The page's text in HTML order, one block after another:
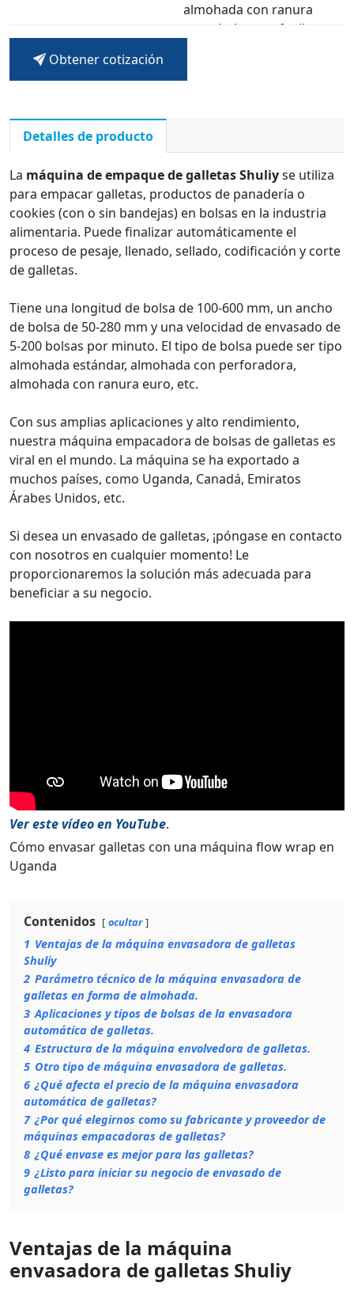
almohada con ranura
euro, bolsa con fuelle,
Obtener cotización
Detalles de producto
La máquina de empaque de galletas Shuliyse utiliza
para empacar galletas, productos de panadería o
cookies (con o sin bandejas) en bolsas en la industria
alimentaria. Puede finalizar automáticamente el
proceso de pesaje, llenado, sellado, codificación y corte
de galletas.
Tiene una longitud de bolsa de 100-600 mm, un ancho
de bolsa de 50-280 mm y una velocidad de envasado de
5-200 bolsas por minuto. El tipo de bolsa puede ser tipo
almohada estándar, almohada con perforadora,
almohada con ranura euro, etc.
Con sus amplias aplicaciones y alto rendimiento,
nuestra máquina empacadora de bolsas de galletas es
viral en el mundo. La máquina se ha exportado a
muchos países, como Uganda, Canadá, Emiratos
Árabes Unidos, etc.
Si desea un envasado de galletas, ¡póngase en contacto
con nosotros en cualquier momento! Le
proporcionaremos la solución más adecuada para
beneficiar a su negocio.
Ver este vídeo en YouTube.
Cómo envasar galletas con una máquina flow wrap en
Uganda
Contenidos ocultar
1 Ventajas de la máquina envasadora de galletas
Shuliy
2 Parámetro técnico de la máquina envasadora de
galletas en forma de almohada.
3 Aplicaciones y tipos de bolsas de la envasadora
automática de galletas.
4 Estructura de la máquina envolvedora de galletas.
5 Otro tipo de máquina envasadora de galletas.
6 ¿Qué afecta el precio de la máquina envasadora
automática de galletas?
7 ¿Por qué elegirnos como su fabricante y proveedor de
máquinas empacadoras de galletas?
8 ¿Qué envase es mejor para las galletas?
9 ¿Listo para iniciar su negocio de envasado de
galletas?
Ventajas de la máquina
envasadora de galletas Shuliy